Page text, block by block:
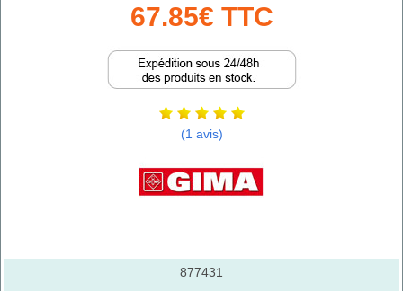
67.85€ TTC
(1 avis)
877431